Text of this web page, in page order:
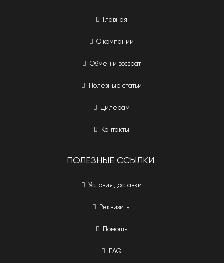
Главная
О компании
Обмен и возврат
Полезные статьи
Дилерам
Контакты
ПОЛЕЗНЫЕ ССЫЛКИ
Условия доставки
Реквизиты
Помощь
FAQ